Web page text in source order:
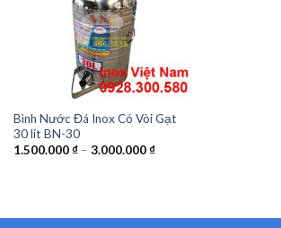
Bình Nước Đá Inox Có Vòi Gạt
30 lít BN-30
1.500.000₫– 3.000.000₫